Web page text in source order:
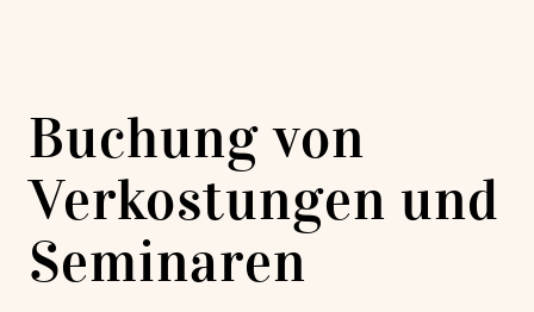
Buchung von
Verkostungen und
Seminaren